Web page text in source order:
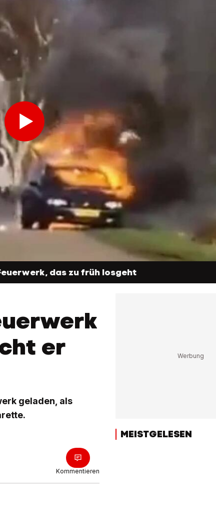
das zu früh losgeht
er
geladen, als
Kommentieren
MEISTGELESEN